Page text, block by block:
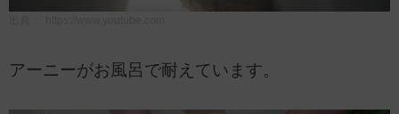
アーニーがお風呂で耐えています。